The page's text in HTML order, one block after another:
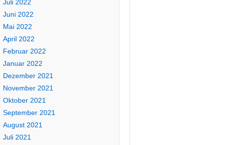
Juli 2022
Juni 2022
Mai 2022
April 2022
Februar 2022
Januar 2022
Dezember 2021
November 2021
Oktober 2021
September 2021
August 2021
Juli 2021